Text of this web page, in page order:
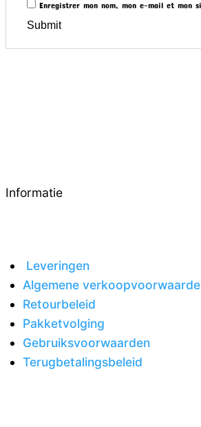
Enregistrer mon nom, mon e-mail et mon
Informatie
Leveringen
Algemene
Retourbeleid
Pakketvolging
Gebruiksvoorwaarden
Terugbetalingsbeleid